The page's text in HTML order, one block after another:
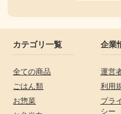
カテゴリ一覧
全ての商品
ごはん類
お惣菜
企業
運営
利用
プラ
シー